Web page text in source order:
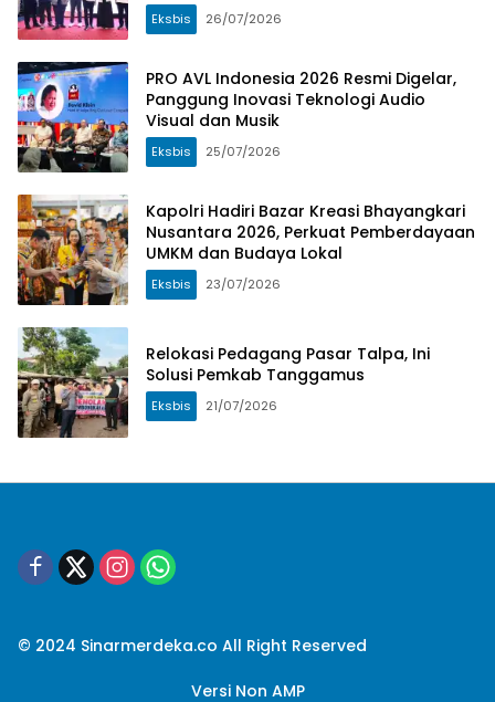
Eksbis 26/07/2026
PRO AVL Indonesia 2026 Resmi Digelar,
Panggung Inovasi Teknologi Audio
Visual dan Musik
Eksbis 25/07/2026
Kapolri Hadiri Bazar Kreasi Bhayangkari
Nusantara 2026, Perkuat Pemberdayaan
UMKM dan Budaya Lokal
Eksbis 23/07/2026
Relokasi Pedagang Pasar Talpa, Ini
Solusi Pemkab Tanggamus
Eksbis 21/07/2026
© 2024 Sinarmerdeka.co All Right Reserved
Versi Non AMP